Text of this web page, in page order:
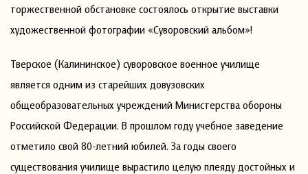
торжественной обстановке состоялось открытие выставки
художественной фотографии «Суворовский альбом»!
Тверское (Калининское) суворовское военное училище
является одним из старейших довузовских
общеобразовательных учреждений Министерства обороны
Российской Федерации. В прошлом году учебное заведение
отметило свой 80-летний юбилей. За годы своего
существования училище вырастило целую плеяду достойных и